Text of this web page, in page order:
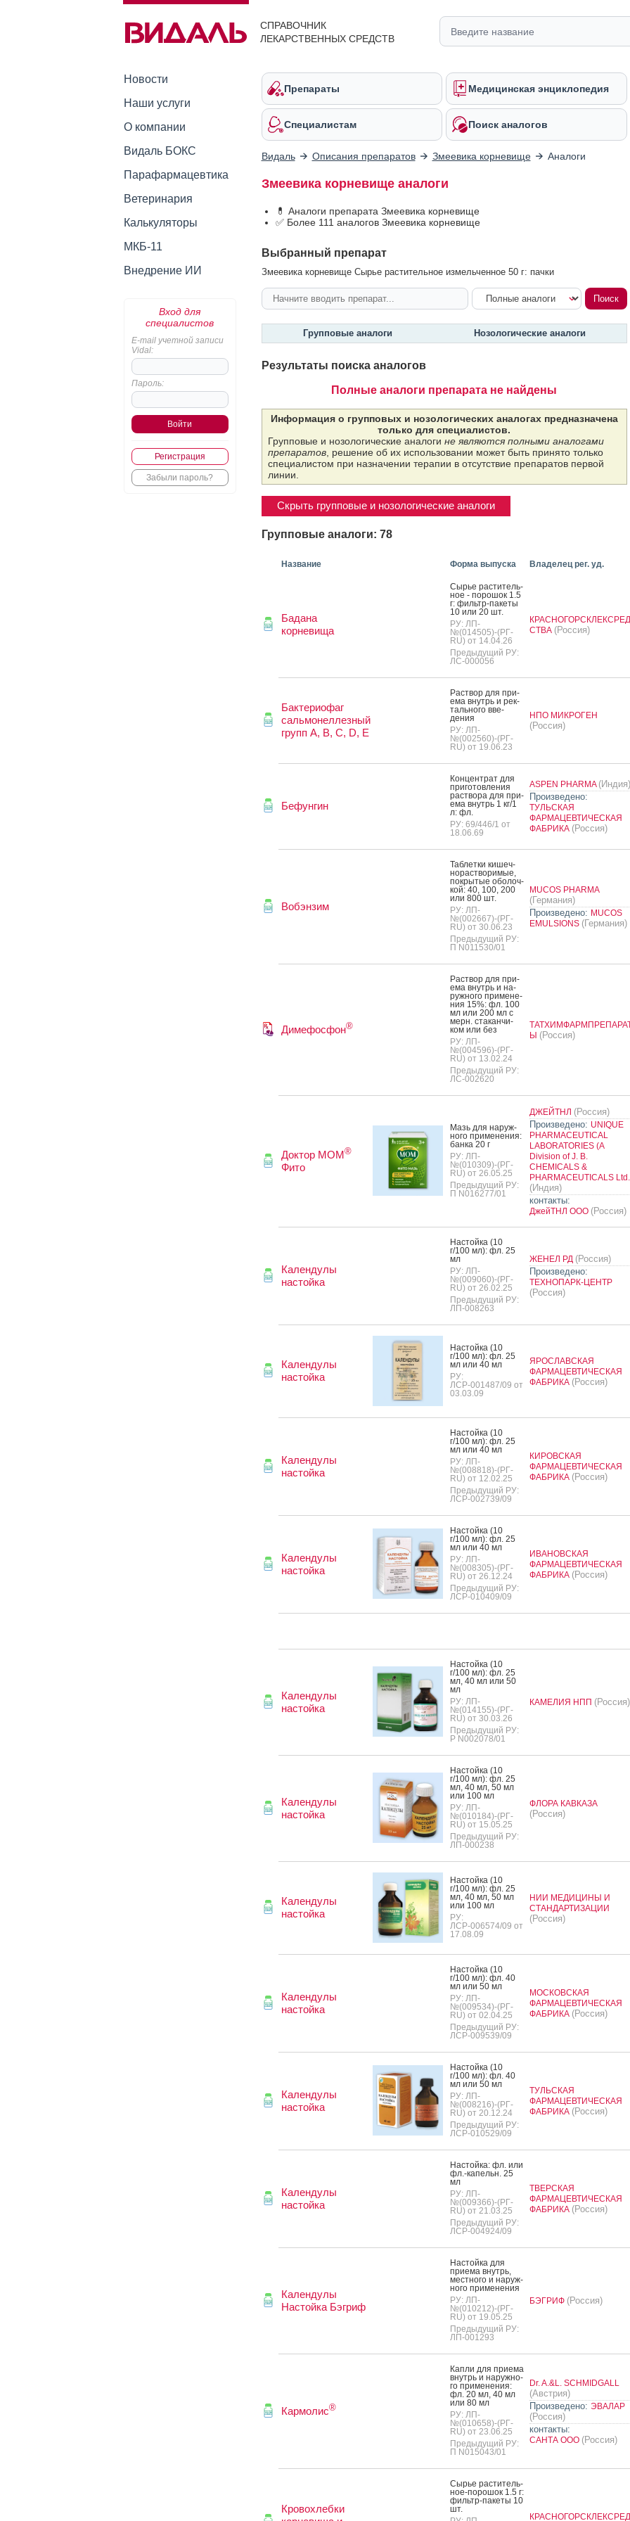
СПРАВОЧНИК
ЛЕКАРСТВЕННЫХ СРЕДСТВ
Новости
Наши услуги
О компании
Видаль БОКС
Парафармацевтика
Ветеринария
Калькуляторы
МКБ-11
Внедрение ИИ
Вход для
специалистов
E-mail учетной записи
Vidal:
Пароль:
Регистрация
Забыли пароль?
Препараты Медицинская энциклопедия
Специалистам Поиск аналогов
Видаль Описания препаратов Змеевика корневище Аналоги
Змеевика корневище аналоги
💊 Аналоги препарата Змеевика корневище
✅ Более 111 аналогов Змеевика корневище
Выбранный препарат
Змеевика корневище Сырье растительное измельченное 50 г: пачки
Групповые аналоги Нозологические аналоги
Результаты поиска аналогов
Полные аналоги препарата не найдены
Информация о групповых и нозологических аналогах предназначена
только для специалистов.
Групповые и нозологические аналоги не являются полными аналогами
препаратов, решение об их использовании может быть принято только
специалистом при назначении терапии в отсутствие препаратов первой
линии.
Скрыть групповые и нозологические аналоги
Групповые аналоги: 78
Название Форма выпуска Владелец рег. уд.
Бадана
корневища
Сырье рас­ти­тель­
ное - по­рошок 1.5
г: филь­тр-па­кеты
10 или 20 шт.
РУ: ЛП-
№(014505)-(РГ-
RU) от 14.04.26
Предыдущий РУ:
ЛС-000056
КРАСНОГОРСКЛЕКСРЕД
СТВА (Россия)
Бактериофаг
сальмонеллезный
групп A, B, C, D, E
Рас­твор для при­
ема внутрь и рек­
таль­но­го вве­
дения
РУ: ЛП-
№(002560)-(РГ-
RU) от 19.06.23
НПО МИКРОГЕН
(Россия)
Бефунгин
Кон­цен­трат для
при­готов­ле­ния
рас­тво­ра для при­
ема внутрь 1 кг/1
л: фл.
РУ: 69/446/1 от
18.06.69
ASPEN PHARMA (Индия)
Произведено:
ТУЛЬСКАЯ
ФАРМАЦЕВТИЧЕСКАЯ
ФАБРИКА (Россия)
Вобэнзим
Таб­летки ки­шеч­
но­рас­тво­римые,
пок­ры­тые обо­лоч­
кой: 40, 100, 200
или 800 шт.
РУ: ЛП-
№(002667)-(РГ-
RU) от 30.06.23
Предыдущий РУ:
П N011530/01
MUCOS PHARMA
(Германия)
Произведено: MUCOS
EMULSIONS (Германия)
Димефосфон®
Рас­твор для при­
ема внутрь и на­
руж­но­го при­мене­
ния 15%: фл. 100
мл или 200 мл с
мерн. ста­кан­чи­
ком или без
РУ: ЛП-
№(004596)-(РГ-
RU) от 13.02.24
Предыдущий РУ:
ЛС-002620
Ы (Россия)
Доктор МОМ®
Фито
Мазь для на­руж­
но­го при­мене­ния:
бан­ка 20 г
РУ: ЛП-
№(010309)-(РГ-
RU) от 26.05.25
Предыдущий РУ:
П N016277/01
ДЖЕЙТНЛ (Россия)
Произведено: UNIQUE
PHARMACEUTICAL
LABORATORIES (A
Division of J. B.
CHEMICALS &
PHARMACEUTICALS
(Индия)
контакты:
ДжейТНЛ ООО (Россия)
Календулы
настойка
Нас­той­ка (10
г/100 мл): фл. 25
мл
РУ: ЛП-
№(009060)-(РГ-
RU) от 26.02.25
Предыдущий РУ:
ЛП-008263
ЖЕНЕЛ РД (Россия)
Произведено:
ТЕХНОПАРК-ЦЕНТР
(Россия)
Календулы
настойка
Нас­той­ка (10
г/100 мл): фл. 25
мл или 40 мл
РУ:
ЛСР-001487/09 от
03.03.09
ЯРОСЛАВСКАЯ
ФАРМАЦЕВТИЧЕСКАЯ
ФАБРИКА (Россия)
Календулы
настойка
Нас­той­ка (10
г/100 мл): фл. 25
мл или 40 мл
РУ: ЛП-
№(008818)-(РГ-
RU) от 12.02.25
Предыдущий РУ:
ЛСР-002739/09
КИРОВСКАЯ
ФАРМАЦЕВТИЧЕСКАЯ
ФАБРИКА (Россия)
Календулы
настойка
Нас­той­ка (10
г/100 мл): фл. 25
мл или 40 мл
РУ: ЛП-
№(008305)-(РГ-
RU) от 26.12.24
Предыдущий РУ:
ЛСР-010409/09
ИВАНОВСКАЯ
ФАРМАЦЕВТИЧЕСКАЯ
ФАБРИКА (Россия)
Календулы
настойка
Нас­той­ка (10
г/100 мл): фл. 25
мл, 40 мл или 50
мл
РУ: ЛП-
№(014155)-(РГ-
RU) от 30.03.26
Предыдущий РУ:
Р N002078/01
КАМЕЛИЯ НПП (Россия)
Календулы
настойка
Нас­той­ка (10
г/100 мл): фл. 25
мл, 40 мл, 50 мл
или 100 мл
РУ: ЛП-
№(010184)-(РГ-
RU) от 15.05.25
Предыдущий РУ:
ЛП-000238
ФЛОРА КАВКАЗА
(Россия)
Календулы
настойка
Нас­той­ка (10
г/100 мл): фл. 25
мл, 40 мл, 50 мл
или 100 мл
РУ:
ЛСР-006574/09 от
17.08.09
НИИ МЕДИЦИНЫ И
СТАНДАРТИЗАЦИИ
(Россия)
Календулы
настойка
Нас­той­ка (10
г/100 мл): фл. 40
мл или 50 мл
РУ: ЛП-
№(009534)-(РГ-
RU) от 02.04.25
Предыдущий РУ:
ЛСР-009539/09
МОСКОВСКАЯ
ФАРМАЦЕВТИЧЕСКАЯ
ФАБРИКА (Россия)
Календулы
настойка
Нас­той­ка (10
г/100 мл): фл. 40
мл или 50 мл
РУ: ЛП-
№(008216)-(РГ-
RU) от 20.12.24
Предыдущий РУ:
ЛСР-010529/09
ТУЛЬСКАЯ
ФАРМАЦЕВТИЧЕСКАЯ
ФАБРИКА (Россия)
Календулы
настойка
Нас­той­ка: фл. или
фл.-ка­пельн. 25
мл
РУ: ЛП-
№(009366)-(РГ-
RU) от 21.03.25
Предыдущий РУ:
ЛСР-004924/09
ТВЕРСКАЯ
ФАРМАЦЕВТИЧЕСКАЯ
ФАБРИКА (Россия)
Календулы
Настойка Бэгриф
Нас­той­ка для
при­ема внутрь,
мес­тно­го и на­руж­
но­го при­мене­ния
РУ: ЛП-
№(010212)-(РГ-
RU) от 19.05.25
Предыдущий РУ:
ЛП-001293
БЭГРИФ (Россия)
Кармолис®
Кап­ли для при­ема
внутрь и на­руж­но­
го при­мене­ния:
фл. 20 мл, 40 мл
или 80 мл
РУ: ЛП-
№(010658)-(РГ-
RU) от 23.06.25
Предыдущий РУ:
П N015043/01
Dr. A.&L. SCHMIDGALL
(Австрия)
Произведено: ЭВАЛАР
(Россия)
контакты:
САНТА ООО (Россия)
Кровохлебки
Сырье рас­ти­тель­
ное-по­рошок 1.5 г:
филь­тр-па­кеты 10
шт.
КРАСНОГОРСКЛЕКСРЕД